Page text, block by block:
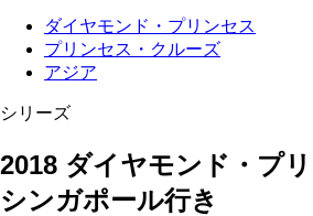
ダイヤモンド・プリンセス
プリンセス・クルーズ
アジア
シリーズ
2018 ダイヤモンド・プ
シンガポール行き